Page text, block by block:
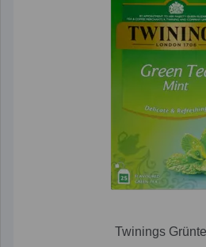
Twinings